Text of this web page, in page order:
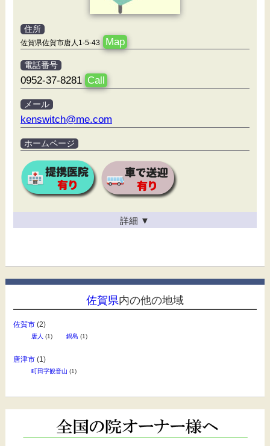
住所
佐賀県佐賀市唐人1-5-43 Map
電話番号
0952-37-8281 Call
メール
kenswitch@me.com
ホームページ
詳細 ▼
佐賀県内の他の地域
佐賀市(2)
唐人 (1) 鍋島 (1)
唐津市(1)
町田字観音山 (1)